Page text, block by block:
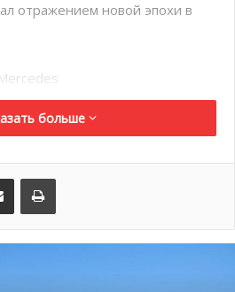
отражением новой эпохи в
Bull
Шарль Леклерфинишировал
непростого дня для
больше
Поделиться по электронной почте Распечатать